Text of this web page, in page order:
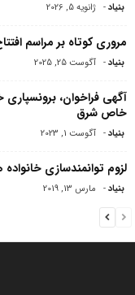
بنیاد- ژانویه 5, 2026
مروری کوتاه بر مراسم
بنیاد- آگوست 25, 2025
آگهی فراخوان،
خاص شرق
بنیاد- آگوست 1, 2023
لزوم توانمندسازی
بنیاد- مارس 13, 2019